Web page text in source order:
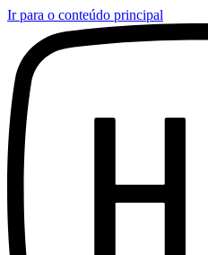
Ir para o conteúdo principal